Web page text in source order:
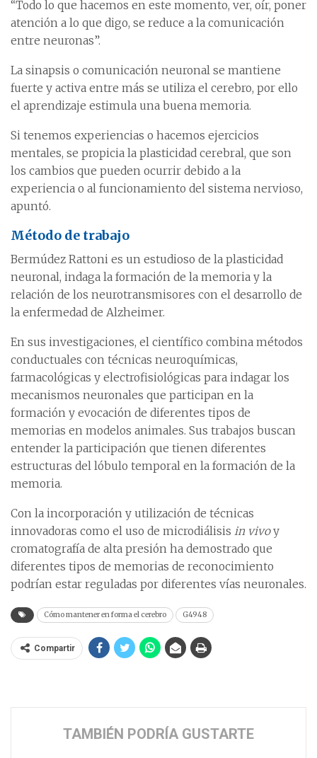
“Todo lo que hacemos en este momento, ver, oír, poner
atención a lo que digo, se reduce a la comunicación
entre neuronas”.
La sinapsis o comunicación neuronal se mantiene
fuerte y activa entre más se utiliza el cerebro, por ello
el aprendizaje estimula una buena memoria.
Si tenemos experiencias o hacemos ejercicios
mentales, se propicia la plasticidad cerebral, que son
los cambios que pueden ocurrir debido a la
experiencia o al funcionamiento del sistema nervioso,
apuntó.
Método de trabajo
Bermúdez Rattoni es un estudioso de la plasticidad
neuronal, indaga la formación de la memoria y la
relación de los neurotransmisores con el desarrollo de
la enfermedad de Alzheimer.
En sus investigaciones, el científico combina métodos
conductuales con técnicas neuroquímicas,
farmacológicas y electrofisiológicas para indagar los
mecanismos neuronales que participan en la
formación y evocación de diferentes tipos de
memorias en modelos animales. Sus trabajos buscan
entender la participación que tienen diferentes
estructuras del lóbulo temporal en la formación de la
memoria.
Con la incorporación y utilización de técnicas
innovadoras como el uso de microdiálisis in vivoy
cromatografía de alta presión ha demostrado que
diferentes tipos de memorias de reconocimiento
podrían estar reguladas por diferentes vías neuronales.
Cómo mantener en forma el cerebro G4948
Compartir
TAMBIÉN PODRÍA GUSTARTE